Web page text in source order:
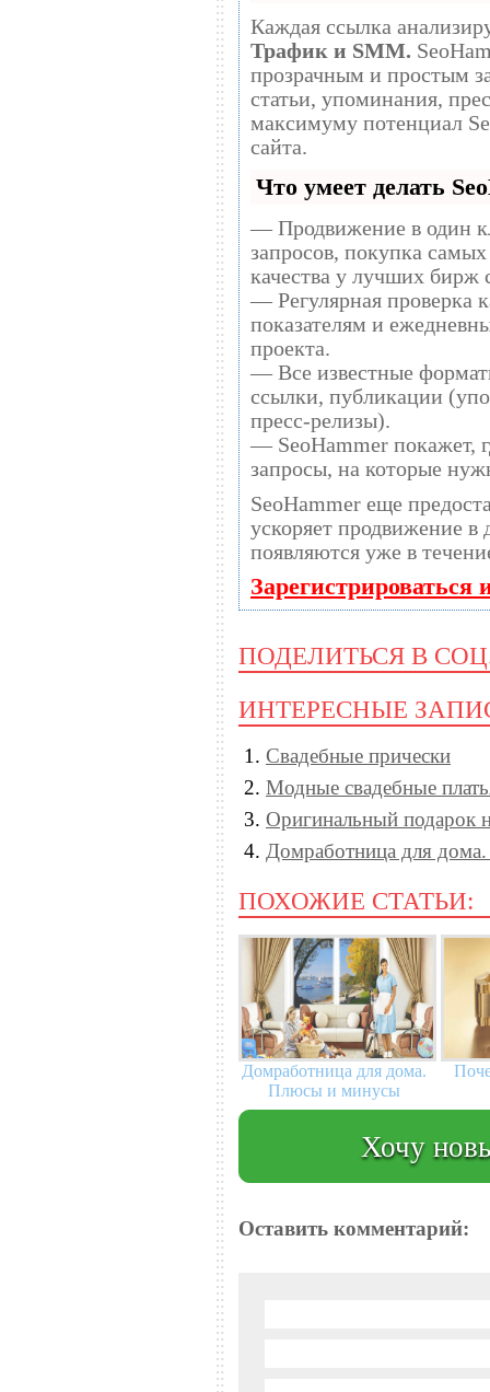
Каждая ссылка
Трафик и SMM.
прозрачным и простым занятием. Ссылки,
статьи, упоминания,
максимуму потенциал
сайта.
Что умеет делать
— Продвижение в один
запросов, покупка
качества у лучших бирж
— Регулярная проверка
показателям и
проекта.
— Все известные
ссылки, публикации
пресс-релизы).
— SeoHammer покажет,
запросы, на которые
SeoHammer еще
ускоряет продвижение в десятки раз,
появляются уже в
ПОДЕЛИТЬСЯ В
ИНТЕРЕСНЫЕ
Свадебные прически
Модные свадебные
Оригинальный подарок
Домработница для
ПОХОЖИЕ СТАТЬИ:
Домработница для дома.
Плюсы и минусы
Хочу
Оставить комментарий: